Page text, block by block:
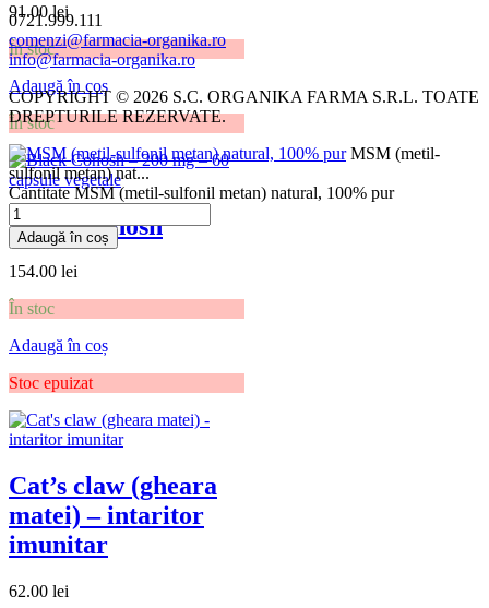
91.00lei
În stoc
Adaugă în coș
În stoc
Black Cohosh
154.00 lei
În stoc
Adaugă în coș
Stoc epuizat
Cat’s claw (gheara
matei) – intaritor
imunitar
62.00 lei
0721.999.111
comenzi@farmacia-organika.ro
info@farmacia-organika.ro
COPYRIGHT © 2026 S.C. ORGANIKA FARMA S.R.L. TOATE
DREPTURILE REZERVATE.
MSM (metil-
sulfonil metan) nat...
Cantitate MSM (metil-sulfonil metan) natural, 100% pur
Adaugă în coș